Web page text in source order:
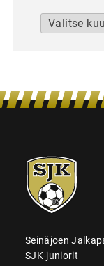
Arkistot
SJK-
juniorit
Seinäjoen
SJK-juniorit